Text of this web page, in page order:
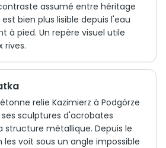
assumé entre héritage
bien plus lisible depuis l'eau
à pied. Un repère visuel utile
rives.
relie Kazimierz à Podgórze
sculptures d'acrobates
structure métallique. Depuis le
voit sous un angle impossible